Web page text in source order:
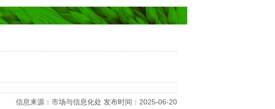
信息来源：市场与信息化处 发布时间：2025-06-20